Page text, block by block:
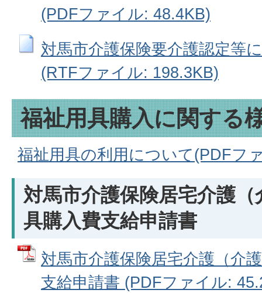
(PDFファイル: 48.4KB)
対馬市介護保険要介護認定等
(RTFファイル: 198.3KB)
福祉用具購入に関する
福祉用具の利用について(PDFフ
対馬市介護保険居宅介護
具購入費支給申請書
対馬市介護保険居宅介護（介
支給申請書 (PDFファイル: